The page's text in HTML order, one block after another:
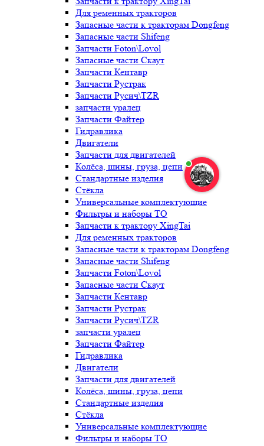
Для ременных тракторов
Запасные части к тракторам Dongfeng
Запасные части Shifeng
Запчасти Foton\Lovol
Запасные части Скаут
Запчасти Кентавр
Запчасти Рустрак
Запчасти Русич\TZR
запчасти уралец
Запчасти Файтер
Гидравлика
Двигатели
Запчасти для двигателей
Колёса, шины, груза, цепи
Стандартные изделия
Стёкла
Универсальные комплектующие
Фильтры и наборы ТО
Запчасти к трактору XingTai
Для ременных тракторов
Запасные части к тракторам Dongfeng
Запасные части Shifeng
Запчасти Foton\Lovol
Запасные части Скаут
Запчасти Кентавр
Запчасти Рустрак
Запчасти Русич\TZR
запчасти уралец
Запчасти Файтер
Гидравлика
Двигатели
Запчасти для двигателей
Колёса, шины, груза, цепи
Стандартные изделия
Стёкла
Универсальные комплектующие
Фильтры и наборы ТО